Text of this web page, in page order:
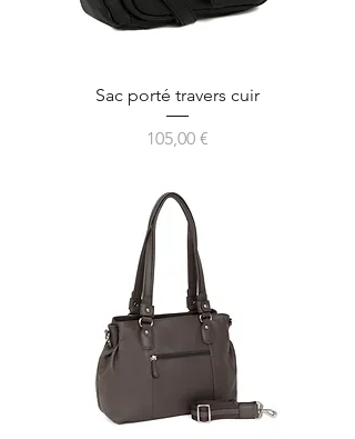
Sac porté travers cuir
Prix
105,00 €